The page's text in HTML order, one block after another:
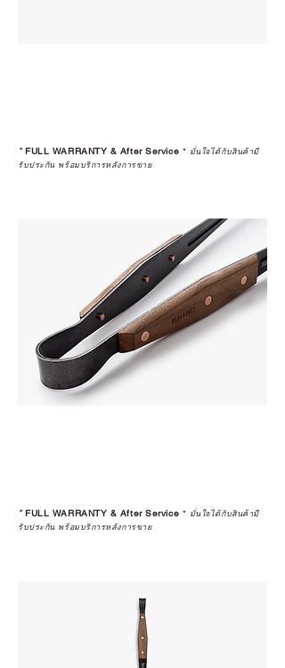
*FULL WARRANTY & After Service * มั่นใจได้กับสินค้ามี
รับประกัน พร้อมบริการหลังการขาย
*FULL WARRANTY & After Service * มั่นใจได้กับสินค้ามี
รับประกัน พร้อมบริการหลังการขาย